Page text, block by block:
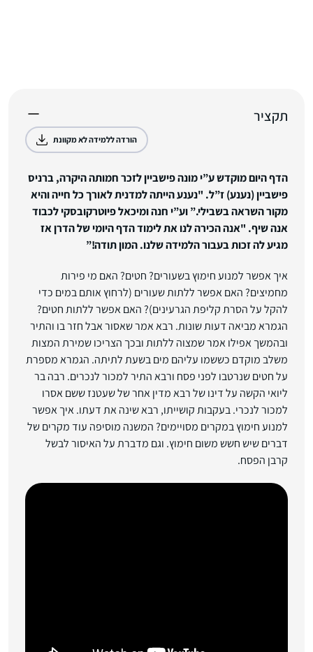
תקציר
הורדה ללמידה לא מקוונת
הדף היום מוקדש ע”י מונה פישביין לזכר חמותה היקרה, ברניס
פישביין (נענע) ז”ל. "נענע הייתה למדנית לאורך כל חייה והיא
מקור השראה בשבילי.” וע”י חנה ומיכאל פיוטרקובסקי לכבוד
אנה שיף. "אנה הכירה לנו את לימוד הדף היומי של הדרן אז
מגיע לה זכות בעבור הלמידה שלנו. המון תודה!”
איך אפשר למנוע חימוץ בשעורים? חטים? האם מי פירות
מחמיצים? האם אפשר ללתות שעורים (לרחוץ אותם במים כדי
להקל על הסרת קליפת הגרעינים)? האם אפשר ללתות חטים?
הגמרא מביאה דעות שונות. רבא אמר שאסור אבל חזר בו והתיר
ובהמשך אפילו אמר שמצוה ללתות ובכך הצריכו שמירת המצות
משלב מוקדם כששמו עליהם מים בשעת לתיתה. הגמרא מספרת
על חטים שנרטבו לפני פסח ורבא התיר למכור לנכרים. רבה בר
ליואי הקשה על דינו של רבא מדין אחר של שעטנז ששם אסרו
למכור לנכרי. בעקבות קושייתו, רבא שינה את דעתו. איך אפשר
למנוע חימוץ במקרים מסויימים? המשנה מוסיפה עוד מקרים של
דברים שיש חשש משום חימוץ. וגם מדברת על האיסור לבשל
קרבן הפסח.